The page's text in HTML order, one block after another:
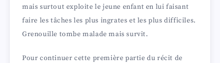
mais surtout exploite le jeune enfant en lui faisant
faire les tâches les plus ingrates et les plus difficiles.
Grenouille tombe malade mais survit.
Pour continuer cette première partie du récit de